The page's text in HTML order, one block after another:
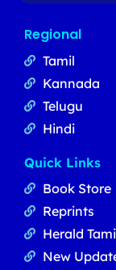
Regional
Tamil
Kannada
Telugu
Hindi
Quick Links
Book Store
Reprints
Herald
New